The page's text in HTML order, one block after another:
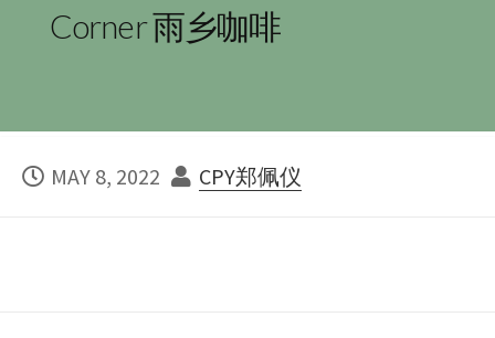
Corner 雨乡咖啡
PUBLISHED
MAY 8, 2022 AUTHOR
CPY郑佩仪